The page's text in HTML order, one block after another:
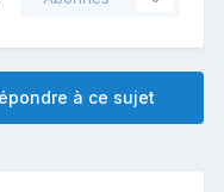
à ce sujet